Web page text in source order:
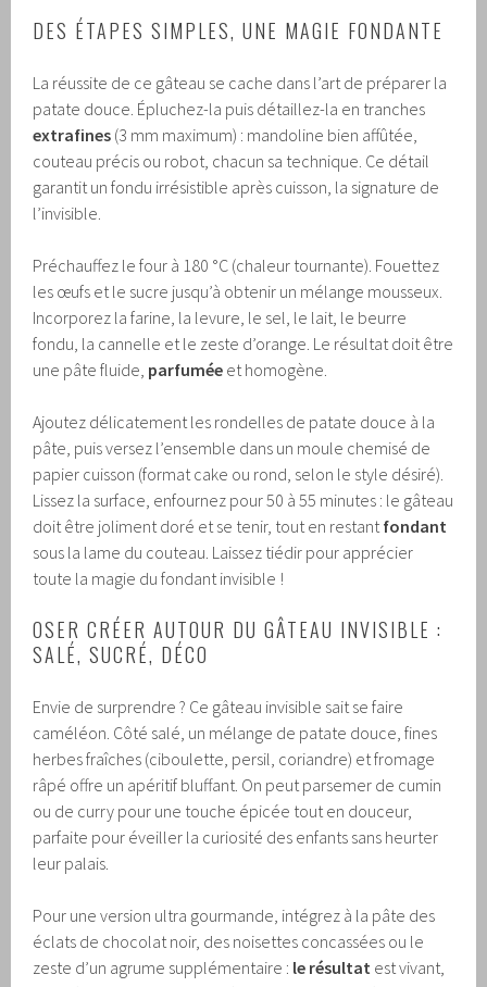
DES ÉTAPES SIMPLES, UNE MAGIE FONDANTE
La réussite de ce gâteau se cache dans l’art de préparer la
patate douce. Épluchez-la puis détaillez-la en tranches
extrafines (3 mm maximum) : mandoline bien affûtée,
couteau précis ou robot, chacun sa technique. Ce détail
garantit un fondu irrésistible après cuisson, la signature de
l’invisible.
Préchauffez le four à 180 °C (chaleur tournante). Fouettez
les œufs et le sucre jusqu’à obtenir un mélange mousseux.
Incorporez la farine, la levure, le sel, le lait, le beurre
fondu, la cannelle et le zeste d’orange. Le résultat doit être
une pâte fluide, parfumée et homogène.
Ajoutez délicatement les rondelles de patate douce à la
pâte, puis versez l’ensemble dans un moule chemisé de
papier cuisson (format cake ou rond, selon le style désiré).
Lissez la surface, enfournez pour 50 à 55 minutes : le gâteau
doit être joliment doré et se tenir, tout en restant fondant
sous la lame du couteau. Laissez tiédir pour apprécier
toute la magie du fondant invisible !
OSER CRÉER AUTOUR DU GÂTEAU INVISIBLE :
SALÉ, SUCRÉ, DÉCO
Envie de surprendre ? Ce gâteau invisible sait se faire
caméléon. Côté salé, un mélange de patate douce, fines
herbes fraîches (ciboulette, persil, coriandre) et fromage
râpé offre un apéritif bluffant. On peut parsemer de cumin
ou de curry pour une touche épicée tout en douceur,
parfaite pour éveiller la curiosité des enfants sans heurter
leur palais.
Pour une version ultra gourmande, intégrez à la pâte des
éclats de chocolat noir, des noisettes concassées ou le
zeste d’un agrume supplémentaire : le résultat est vivant,